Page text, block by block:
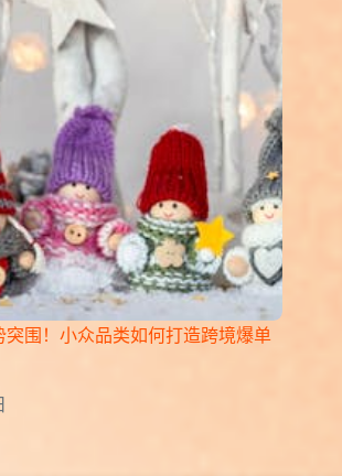
突围！小众品类如何打造跨境爆单